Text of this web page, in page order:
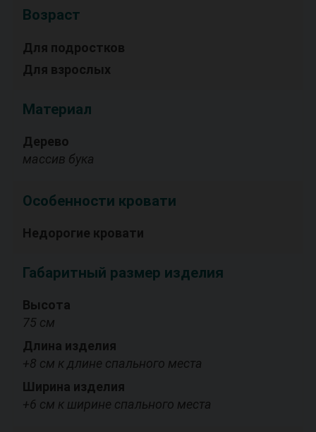
Возраст
Для подростков
Для взрослых
Материал
Дерево
массив бука
Особенности кровати
Недорогие кровати
Габаритный размер изделия
Высота
75 см
Длина изделия
+8 см к длине спального места
Ширина изделия
+6 см к ширине спального места